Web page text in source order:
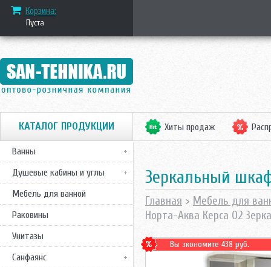
Корзина:
Пуста
КАТАЛОГ ПРОДУКЦИИ
Ванны
Душевые кабины и углы
Мебель для ванной
Раковины
Унитазы
Санфаянс
Хиты продаж
Зеркальный
Главная > Мебель для
Норта-Аква Керса 02
Вы экономите 438 руб.